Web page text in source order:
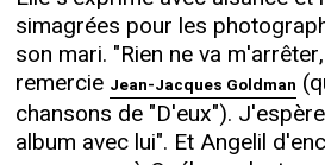
simagrées pour les
son mari. "Rien ne va
remercie Jean-Jacques Goldman
chansons de "D'eux").
album avec lui". Et Angelil